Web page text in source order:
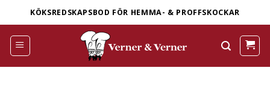
to
content
KÖKSREDSKAPSBOD FÖR HEMMA- & PROFFSKOCKAR